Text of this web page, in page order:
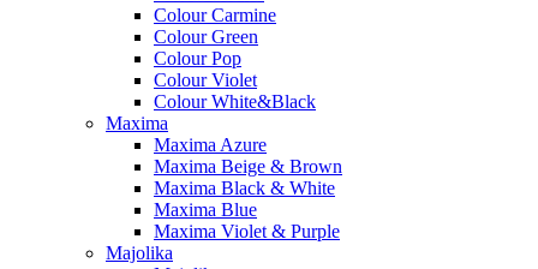
Colour Carmine
Colour Green
Colour Pop
Colour Violet
Colour White&Black
Maxima
Maxima Azure
Maxima Beige & Brown
Maxima Black & White
Maxima Blue
Maxima Violet & Purple
Majolika